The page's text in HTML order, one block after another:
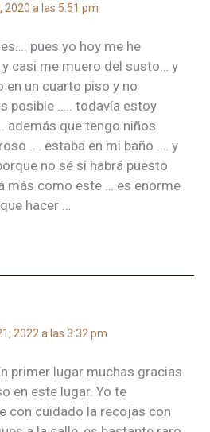
2020 a las 5:51 pm
pues yo hoy me he
casi me muero del susto… y
en un cuarto piso y no
posible ….. todavía estoy
además que tengo niños
…. estaba en mi baño …. y
no sé si habrá puesto
más como este … es enorme
hacer …
2022 a las 3:32 pm
primer lugar muchas gracias
en este lugar. Yo te
con cuidado la recojas con